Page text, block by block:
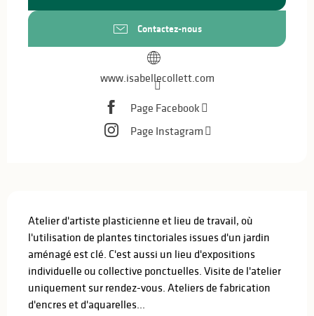
Contactez-nous
www.isabellecollett.com
Page Facebook
Page Instagram
Atelier d'artiste plasticienne et lieu de travail, où
l'utilisation de plantes tinctoriales issues d'un jardin
aménagé est clé. C'est aussi un lieu d'expositions
individuelle ou collective ponctuelles. Visite de l'atelier
uniquement sur rendez-vous. Ateliers de fabrication
d'encres et d'aquarelles...